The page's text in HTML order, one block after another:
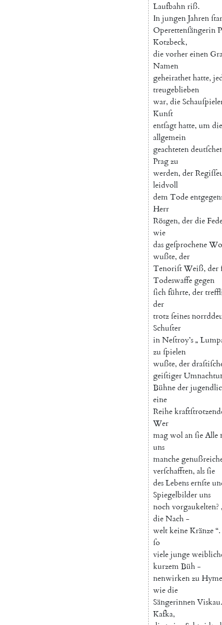
Laufbahnriß.
InjungenJahren
Operettenſängerin
Kotzbeck,
dievorhereinen
Namen
geheirathethatte,
treugeblieben
war, die
Kunſt
entſagthatte, umdie
allgemein
geachteten
Pragzu
werden, der
leidvoll
demTode
Herr
Rösgen, derdie
wie
dasgeſprochene
wußte, der
TenoriſtWeiß, der
Todeswaffegegen
ſichführte, der
der
trotzſeines
Schuſter
inNeſtroy’s„
zu ſpielen
wußte, der
geiſtiger
Bühneder
eine
Reihe
Wer
magwolanſieAlle
uns
manche
verſchafften, alsſie
desLebensernſte
Spiegelbilderuns
nochvorgaukelten?
dieNach-
weltkeineKränze“.
ſo
vielejunge
kurzemBüh-
nenwirkenzu
wiedie
SängerinnenViskau.
Kafka,